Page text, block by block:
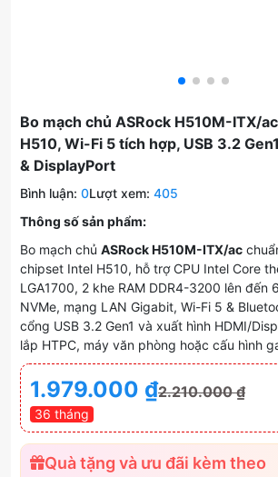
Bo mạch chủ ASRock H510M-ITX/
H510, Wi-Fi 5 tích hợp, USB 3.2
& DisplayPort
Bình luận: 0Lượt xem: 405
Thông số sản phẩm:
Bo mạch chủ ASRock H510M-ITX/ac
chipset Intel H510, hỗ trợ CPU Intel Core
LGA1700, 2 khe RAM DDR4-3200 lên đến
NVMe, mạng LAN Gigabit, Wi-Fi 5 &
cổng USB 3.2 Gen1 và xuất hình HDMI/
lắp HTPC, máy văn phòng hoặc cấu hình
2.210.000₫
1.979.000 ₫
36 tháng
Quà tặng và ưu đãi kèm theo